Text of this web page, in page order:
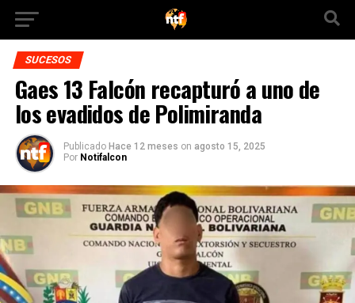
SUCESOS
Gaes 13 Falcón recapturó a uno de
los evadidos de Polimiranda
Publicado Hace 12 meses on agosto 15, 2025
Por Notifalcon